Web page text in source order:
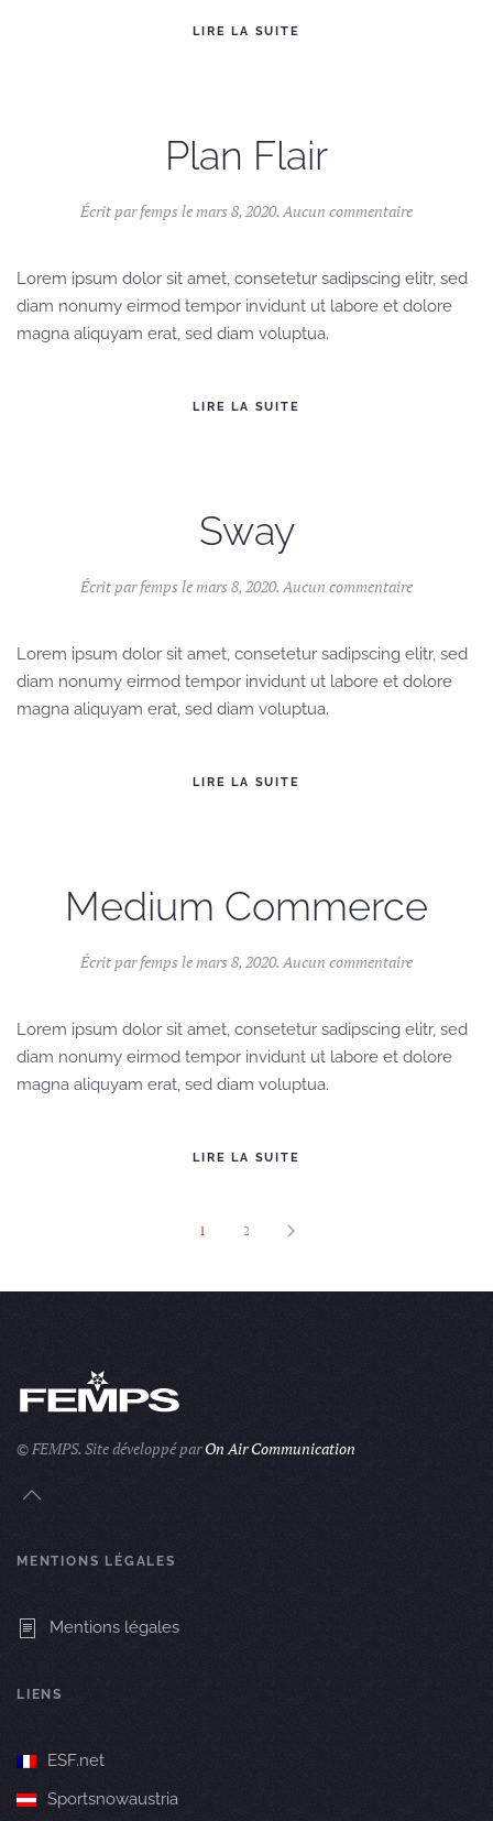
LIRE LA SUITE
Plan Flair
Écrit parfempslemars 8, 2020.Aucun commentairesur
Lorem ipsum dolor sit amet, consetetur sadipscing elitr, sed
diam nonumy eirmod tempor invidunt ut labore et dolore
magna aliquyam erat, sed diam voluptua.
LIRE LA SUITE
Sway
Écrit parfempslemars 8, 2020.Aucun commentairesur
Lorem ipsum dolor sit amet, consetetur sadipscing elitr, sed
diam nonumy eirmod tempor invidunt ut labore et dolore
magna aliquyam erat, sed diam voluptua.
LIRE LA SUITE
Medium Commerce
Écrit parfempslemars 8, 2020.Aucun commentairesur
Lorem ipsum dolor sit amet, consetetur sadipscing elitr, sed
diam nonumy eirmod tempor invidunt ut labore et dolore
magna aliquyam erat, sed diam voluptua.
LIRE LA SUITE
1 2
© FEMPS.Site développé parOn Air Communication
MENTIONS LÉGALES
Mentions légales
LIENS
ESF.net
Sportsnowaustria